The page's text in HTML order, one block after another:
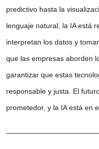
predictivo hasta la
lenguaje natural, la IA está
interpretan los datos y
que las empresas aborden
garantizar que estas
responsable y justa. El
prometedor, y la IA está en